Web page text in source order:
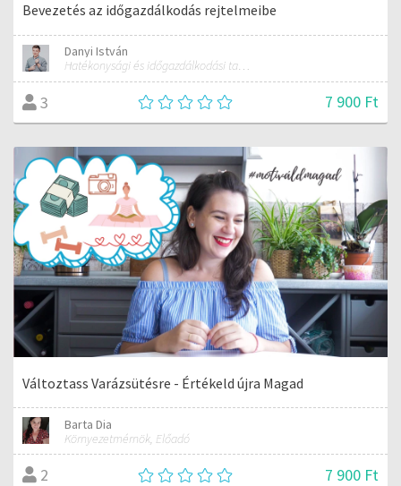
Bevezetés az időgazdálkodás rejtelmeibe
Danyi István
Hatékonysági és időgazdálkodási tanácsadó
3 7 900 Ft
Változtass Varázsütésre - Értékeld újra Magad
Barta Dia
Környezetmérnök, Előadó
2 7 900 Ft